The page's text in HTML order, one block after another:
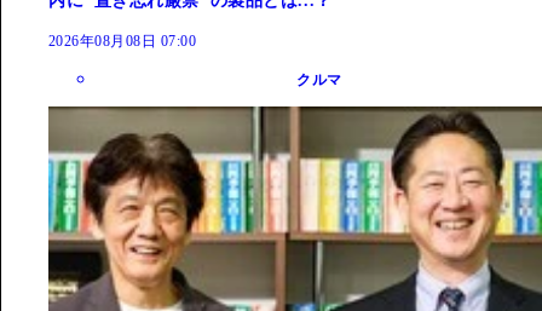
2026年08月08日 07:00
クルマ